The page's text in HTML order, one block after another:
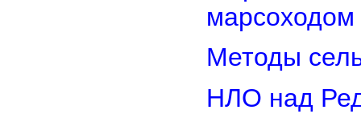
марсоходом
Методы
НЛО над